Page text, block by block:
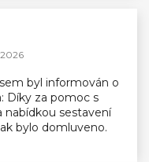
5 z 5 hvězdiček.
byl informován o
Díky za pomoc s
nabídkou sestavení
bylo domluveno.